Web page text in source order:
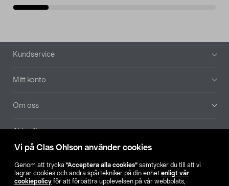
Vi på Clas Ohlson använder cookies
Genom att trycka ”Acceptera alla cookies” samtycker du till att vi
lagrar cookies och andra spårtekniker på din enhet enligt vår
cookiepolicy för att förbättra upplevelsen på vår webbplats,
Sidfot
Kundservice
Mitt konto
Om oss
Aktuellt
Hitta butik